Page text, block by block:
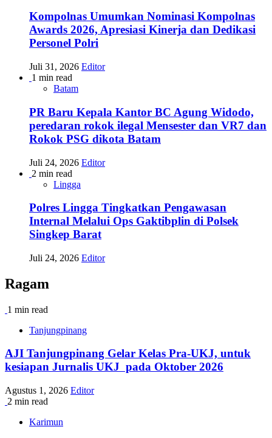
Kompolnas Umumkan Nominasi Kompolnas
Awards 2026, Apresiasi Kinerja dan Dedikasi
Personel Polri
Juli 31, 2026 Editor
1 min read
Batam
PR Baru Kepala Kantor BC Agung Widodo,
peredaran rokok ilegal Mensester dan VR7 dan
Rokok PSG dikota Batam
Juli 24, 2026 Editor
2 min read
Lingga
Polres Lingga Tingkatkan Pengawasan
Internal Melalui Ops Gaktibplin di Polsek
Singkep Barat
Juli 24, 2026 Editor
Ragam
1 min read
Tanjungpinang
AJI Tanjungpinang Gelar Kelas Pra-UKJ, untuk
kesiapan Jurnalis UKJ pada Oktober 2026
Agustus 1, 2026 Editor
2 min read
Karimun